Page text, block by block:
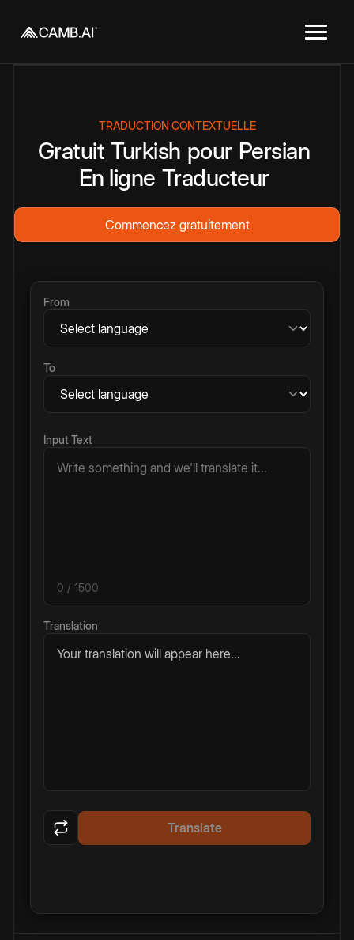
TRADUCTION CONTEXTUELLE
Gratuit Turkish pour Persian
En ligne Traducteur
Commencez gratuitement
From
To
Input Text
0 / 1500
Translation
Your translation will appear here...
Translate